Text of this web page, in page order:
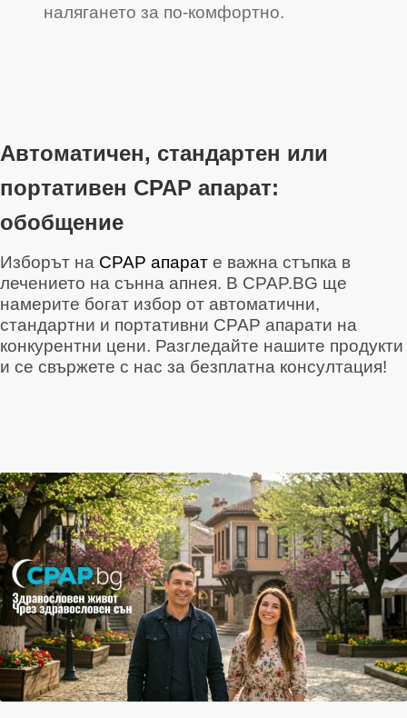
налягането за по-комфортно.
Автоматичен, стандартен или
портативен CPAP апарат:
обобщение
Изборът на CPAP апарат е важна стъпка в
лечението на сънна апнея. В CPAP.BG ще
намерите богат избор от автоматични,
стандартни и портативни CPAP апарати на
конкурентни цени. Разгледайте нашите продукти
и се свържете с нас за безплатна консултация!